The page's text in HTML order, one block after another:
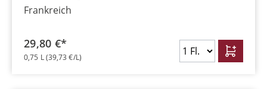
Frankreich
29,80 €*
0,75 L(39,73 €/L)